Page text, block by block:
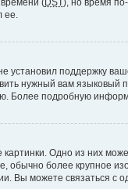
установил поддержку
нужный вам языковый
Более подробную
Одно из них
более крупное
Вы можете связаться с